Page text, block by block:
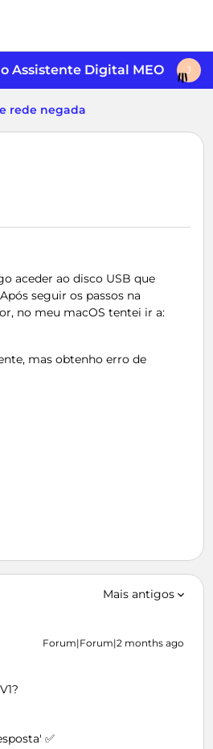
Assistente Digital MEO J
rede negada
aceder ao disco USB que
seguir os passos na
no meu macOS tentei ir a:
mas obtenho erro de
Mais antigos
Forum|Forum|2 months ago
✅